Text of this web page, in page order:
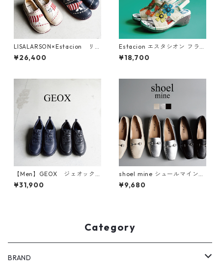
LISALARSON×Estacion リサ
ラーソン×エスタシオン マイ
キーモチーフ本革スリッポン
¥26,400
Estacion エスタシオン フラワ
ーモチーフ厚底本革バックス
トラップサンダル NK222C
¥18,700
【Men】GEOX ジェオック
ス レザースニーカー U SPH
ERICA B-TUMBLED LEATH
¥31,900
shoel mine シュールマイン
ビットモチーフスクエアトゥ
ローファーパンプス 7457
¥9,680
Category
BRAND